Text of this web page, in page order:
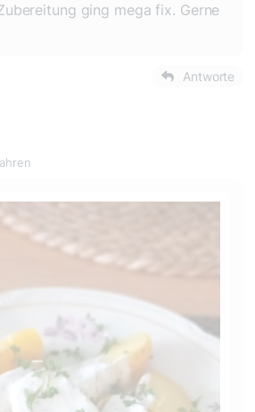
ging mega fix. Gerne
Antworte